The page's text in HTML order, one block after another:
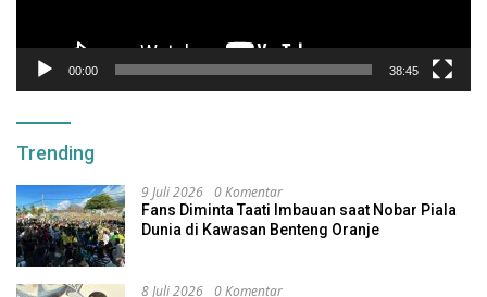
00:00 38:45
Trending
9 Juli 2026 0 Komentar
Fans Diminta Taati Imbauan saat Nobar Piala
Dunia di Kawasan Benteng Oranje
8 Juli 2026 0 Komentar